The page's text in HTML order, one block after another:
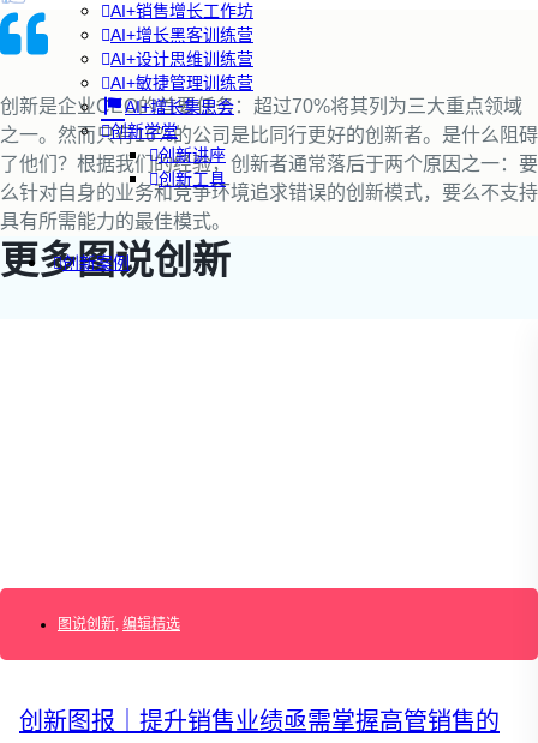
AI+销售增长工作坊
AI+增长黑客训练营
AI+设计思维训练营
AI+敏捷管理训练营
AI+增长集思会
创新学堂
创新讲座
创新工具
创新案例
转型敏捷组织
培养创新能力
提升创新领导力
营销创新趋势报告
创新是企业CEO的首要任务：超过70%将其列为三大重点领域
之一。然而只有16%的公司是比同行更好的创新者。是什么阻碍
了他们？根据我们的经验，创新者通常落后于两个原因之一：要
么针对自身的业务和竞争环境追求错误的创新模式，要么不支持
具有所需能力的最佳模式。
更多图说创新
图说创新, 编辑精选
创新图报｜提升销售业绩亟需掌握高管销售的